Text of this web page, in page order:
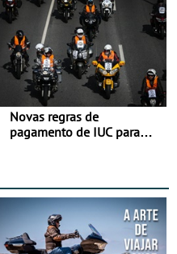
Novas regras de
pagamento de IUC para